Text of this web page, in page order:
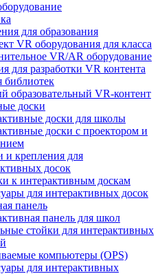
для образования
VR оборудования для класса
VR/AR оборудование
для разработки VR контента
библиотек
образовательный VR-контент
доски
доски для школы
доски с проектором и
и крепления для
досок
к интерактивным доскам
для интерактивных досок
панель
панель для школ
стойки для интерактивных
компьютеры (OPS)
для интерактивных